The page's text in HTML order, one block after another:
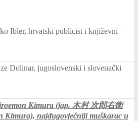
Ibler, hrvatski publicist i književni
Dolinar, jugoslovenski i slovenački
Kimura (jap. 木村 次郎右衛
Kimura), najdugovječniji muškarac u